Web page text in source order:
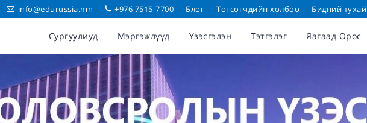
info@edurussia.mn +976 7515-7700 Блог Төгсөгчдийн холбоо Бидний тухай
Сургуулиуд Мэргэжлүүд Үзэсгэлэн Тэтгэлэг Яагаад Орос